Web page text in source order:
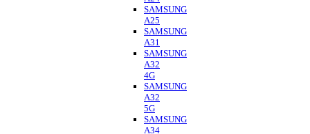
SAMSUNG
A25
SAMSUNG
A31
SAMSUNG
A32
4G
SAMSUNG
A32
5G
SAMSUNG
A34